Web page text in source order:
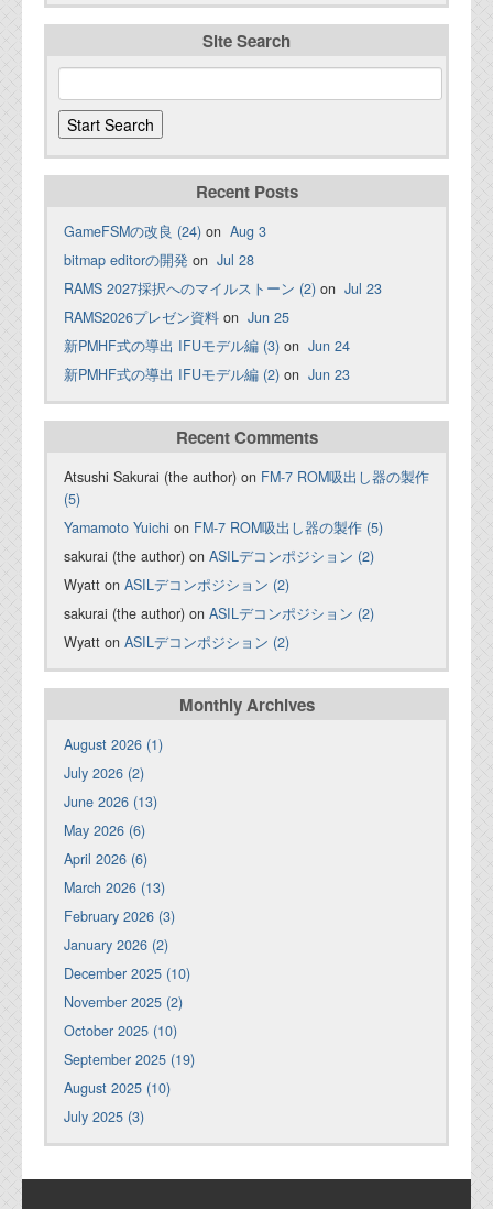
Site Search
Recent Posts
GameFSMの改良 (24) on Aug 3
bitmap editorの開発 on Jul 28
RAMS 2027採択へのマイルストーン (2) on Jul 23
RAMS2026プレゼン資料 on Jun 25
新PMHF式の導出 IFUモデル編 (3) on Jun 24
新PMHF式の導出 IFUモデル編 (2) on Jun 23
Recent Comments
Atsushi Sakurai (the author) on FM-7 ROM吸出し器の製作
(5)
Yamamoto Yuichi on FM-7 ROM吸出し器の製作 (5)
sakurai (the author) on ASILデコンポジション (2)
Wyatt on ASILデコンポジション (2)
sakurai (the author) on ASILデコンポジション (2)
Wyatt on ASILデコンポジション (2)
Monthly Archives
August 2026 (1)
July 2026 (2)
June 2026 (13)
May 2026 (6)
April 2026 (6)
March 2026 (13)
February 2026 (3)
January 2026 (2)
December 2025 (10)
November 2025 (2)
October 2025 (10)
September 2025 (19)
August 2025 (10)
July 2025 (3)